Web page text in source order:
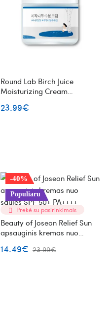
Round Lab Birch Juice
Moisturizing Cream
beržų sultimis
23.99€
-40%
Populiaru
Prekė su pasirinkimais
Beauty of Joseon Relief Sun
apsauginis kremas nuo
14.49€ 23.99€